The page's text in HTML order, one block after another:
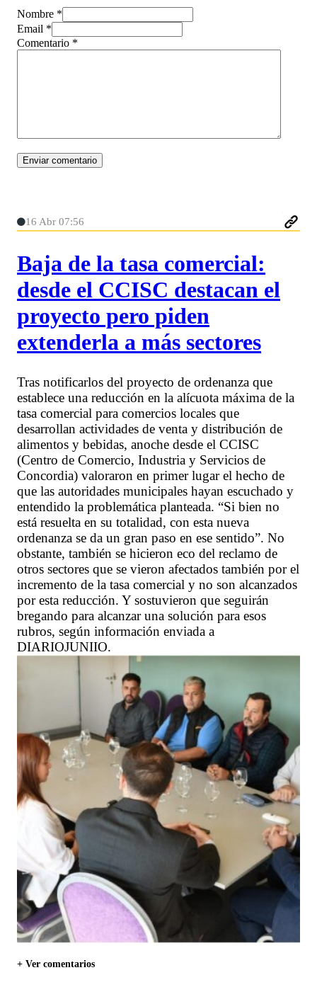
Nombre *
Email *
Comentario *
16 Abr 07:56
Baja de la tasa comercial:
desde el CCISC destacan el
proyecto pero piden
extenderla a más sectores
Tras notificarlos del proyecto de ordenanza que
establece una reducción en la alícuota máxima de la
tasa comercial para comercios locales que
desarrollan actividades de venta y distribución de
alimentos y bebidas, anoche desde el CCISC
(Centro de Comercio, Industria y Servicios de
Concordia) valoraron en primer lugar el hecho de
que las autoridades municipales hayan escuchado y
entendido la problemática planteada. “Si bien no
está resuelta en su totalidad, con esta nueva
ordenanza se da un gran paso en ese sentido”. No
obstante, también se hicieron eco del reclamo de
otros sectores que se vieron afectados también por el
incremento de la tasa comercial y no son alcanzados
por esta reducción. Y sostuvieron que seguirán
bregando para alcanzar una solución para esos
rubros, según información enviada a
DIARIOJUNIIO.
+ Ver comentarios